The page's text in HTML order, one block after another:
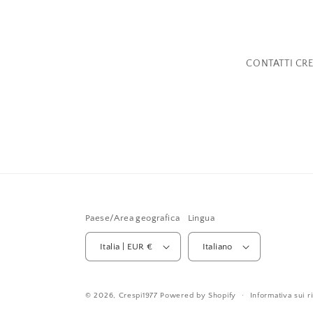
CONTATTI
Paese/Area geografica
Italia | EUR €
Lingua
Italiano
© 2026, Crespi1977 Powered by Shopify Informativa sui